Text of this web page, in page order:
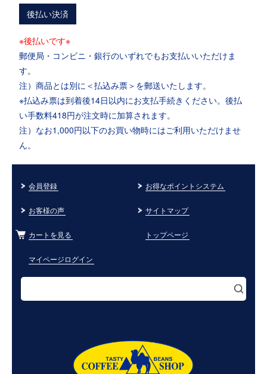
後払い決済
※後払いです※
郵便局・コンビニ・銀行のいずれでもお支払いいただけま
す。
注）商品とは別に＜払込み票＞を郵送いたします。
※払込み票は到着後14日以内にお支払手続きください。後払
い手数料418円が注文時に加算されます。
注）なお1,000円以下のお買い物時にはご利用いただけませ
ん。
会員登録 お得なポイントシステム
お客様の声 サイトマップ
カートを見る トップページ
マイページログイン